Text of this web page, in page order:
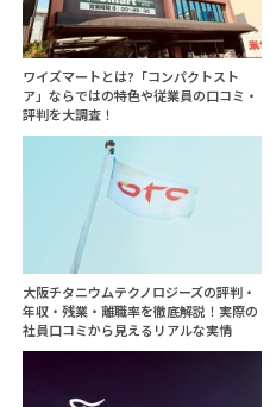
ワイズマートとは?「コンパクトスト
ア」ならではの特色や従業員の口コミ・
評判を大調査！
大阪チタニウムテクノロジーズの評判・
年収・残業・離職率を徹底解説！実際の
社員口コミから見えるリアルな実情